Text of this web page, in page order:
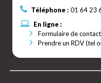
Téléphone : 01 64 23
En ligne :
Formulaire de contact
Prendre un RDV (tel